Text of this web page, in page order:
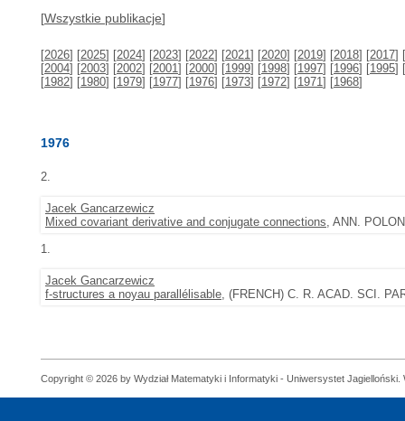
[Wszystkie publikacje]
[2026] [2025] [2024] [2023] [2022] [2021] [2020] [2019] [2018] [2017] [
[2004] [2003] [2002] [2001] [2000] [1999] [1998] [1997] [1996] [1995] [
[1982] [1980] [1979] [1977] [1976] [1973] [1972] [1971] [1968]
1976
2.
Jacek Gancarzewicz
Mixed covariant derivative and conjugate connections, ANN.
1.
Jacek Gancarzewicz
f-structures a noyau parallélisable, (FRENCH) C. R. ACAD. SCI.
Copyright © 2026 by Wydział Matematyki i Informatyki - Uniwersystet